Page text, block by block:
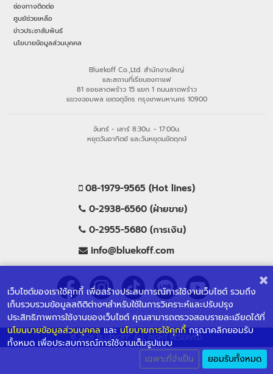
เว็บไซต์ของเราใช้คุกกี้ เพื่อสร้างประสบการณ์การใช้งานเว็บไซต์ รวมถึง
เก็บรวบรวมข้อมูลสถิติต่างๆสำหรับใช้ในการวิเคราะห์และปรับปรุง
ประสิทธิภาพการใช้งานของเว็บไซต์ คุณสามารถตรวจสอบรายละเอียดได้ที่
นโยนบายข้อมูลส่วนบุคคลและนโยบายการใช้คุกกี้กรุณาคลิกยอมรับ
ทั้งหมด เพื่อประสบการณ์การใช้งานเต็มรูปแบบ
เฉพาะที่จำเป็น
ยอมรับทั้งหมด
ช่องทางติดต่อ
ศูนย์ช่วยเหลือ
ข่าวประชาสัมพันธ์
นโยบายข้อมูลส่วนบุคคล
Bluekoff Co.,Ltd. สำนักงานใหญ่
และสถานที่เรียนชงกาแฟ
81 ซอยลาดพร้าว 15 แยก 1 ถนนลาดพร้าว
แขวงจอมพล เขตจตุจักร กรุงเทพมหานคร 10900
จันทร์ - เสาร์ 8:30น. - 17:00น.
หยุดวันอาทิตย์ และวันหยุดนขัตฤกษ์
08-1979-9565 (Hot lines)
0-2938-6560 (ฝ่ายขาย)
0-2955-5680 (การเงิน)
info@bluekoff.com
© 2026 BLUEKOFF, ALL RIGHT RESERVED